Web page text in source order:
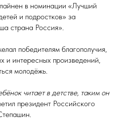
в номинации «Лучший
и подростков» за
страна Россия».
победителям благополучия,
и интересных произведений,
молодёжь.
читает в детстве, таким он
президент Российского